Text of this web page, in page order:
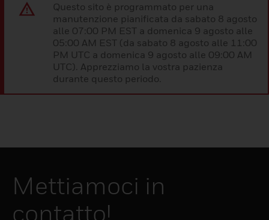
Questo sito è programmato per una
manutenzione pianificata da sabato 8 agosto
alle 07:00 PM EST a domenica 9 agosto alle
05:00 AM EST (da sabato 8 agosto alle 11:00
PM UTC a domenica 9 agosto alle 09:00 AM
UTC). Apprezziamo la vostra pazienza
durante questo periodo.
Mettiamoci in
contatto!